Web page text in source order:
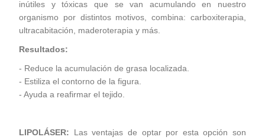
inútiles y tóxicas que se van acumulando en nuestro
organismo por distintos motivos, combina: carboxiterapia,
ultracabitación, maderoterapia y más.
Resultados:
- Reduce la acumulación de grasa localizada.
- Estiliza el contorno de la figura.
- Ayuda a reafirmar el tejido.
LIPOLÁSER:
Las ventajas de optar por esta opción son